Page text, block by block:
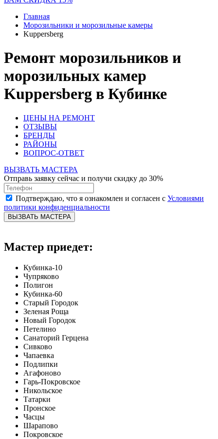
Главная
Морозильники и морозильные камеры
Kuppersberg
Ремонт морозильников и
морозильных камер
Kuppersberg в Кубинке
ЦЕНЫ НА РЕМОНТ
ОТЗЫВЫ
БРЕНДЫ
РАЙОНЫ
ВОПРОС-ОТВЕТ
ВЫЗВАТЬ МАСТЕРА
Отправь заявку сейчас и получи скидку до 30%
Подтверждаю, что я ознакомлен и согласен с Условиями
политики конфиденциальности
ВЫЗВАТЬ МАСТЕРА
Мастер приедет:
Кубинка-10
Чупряково
Полигон
Кубинка-60
Старый Городок
Зеленая Роща
Новый Городок
Петелино
Санаторий Герцена
Сивково
Чапаевка
Подлипки
Агафоново
Гарь-Покровское
Никольское
Татарки
Пронское
Часцы
Шарапово
Покровское